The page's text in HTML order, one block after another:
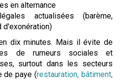
en alternance
actualisées (barème,
d'exonération)
dix minutes. Mais il évite de
de rumeurs sociales et
surtout dans les secteurs
de paye (restauration, bâtiment,